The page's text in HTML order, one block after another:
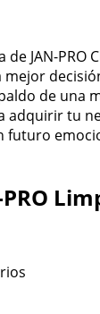
JAN-PRO
de una
adquirir tu
futuro